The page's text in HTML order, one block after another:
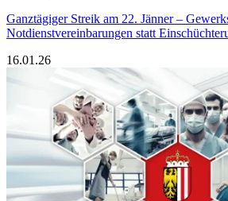
Ganztägiger Streik am 22. Jänner –
Notdienstvereinbarungen statt
16.01.26